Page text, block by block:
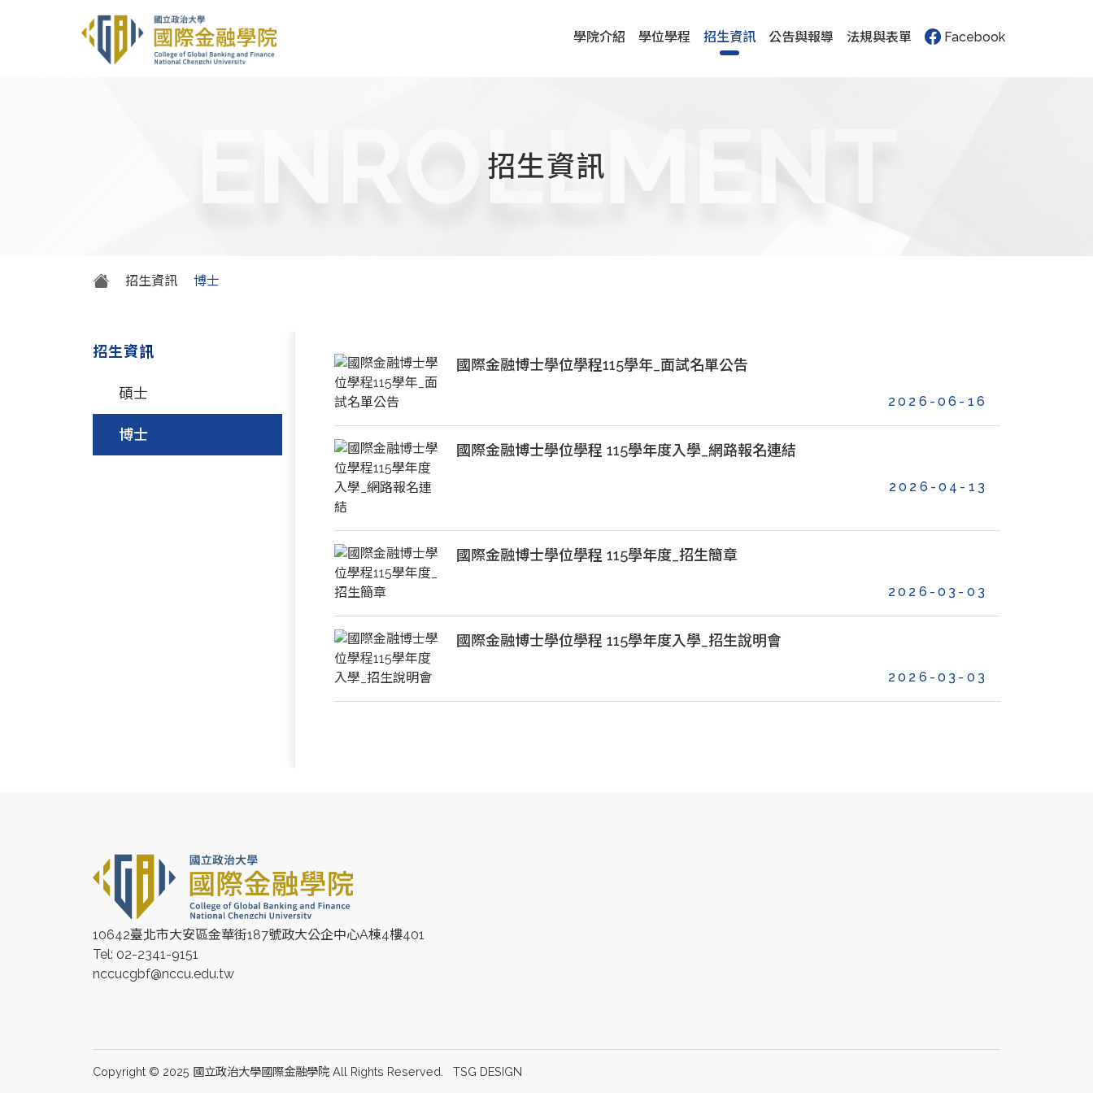
學院介紹 學位學程 招生資訊 公告與報導 法規與表單 Facebook
招生資訊
ENROLLMENT
招生資訊 博士
招生資訊
碩士
博士
國際金融博士學位學程115學年_面試名單公告
2026-06-16
國際金融博士學位學程 115學年度入學_網路報名連結
2026-04-13
國際金融博士學位學程 115學年度_招生簡章
2026-03-03
國際金融博士學位學程 115學年度入學_招生說明會
2026-03-03
10642臺北市大安區金華街187號政大公企中心A棟4樓401
Tel: 02-2341-9151
nccucgbf@nccu.edu.tw
Copyright © 2025 國立政治大學國際金融學院 All Rights Reserved. TSG DESIGN